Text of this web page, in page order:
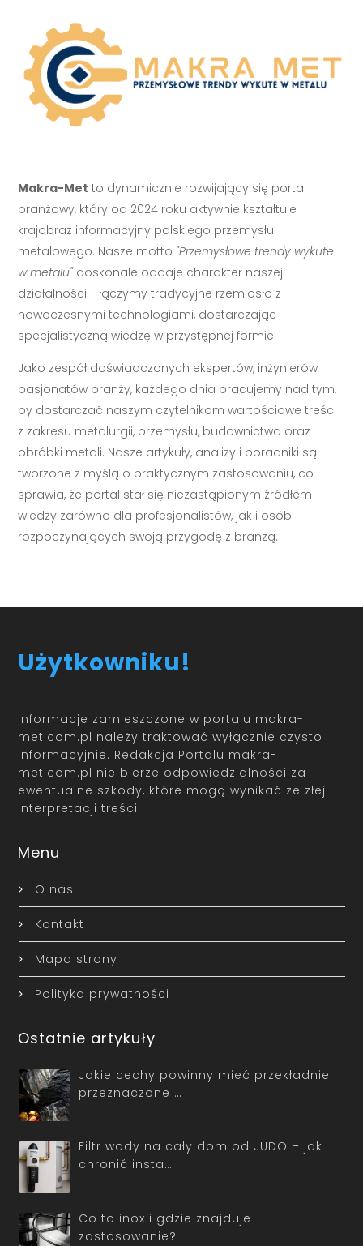
Makra-Met to dynamicznie rozwijający się portal
branżowy, który od 2024 roku aktywnie kształtuje
krajobraz informacyjny polskiego przemysłu
metalowego. Nasze motto "Przemysłowe trendy wykute
w metalu"doskonale oddaje charakter naszej
działalności - łączymy tradycyjne rzemiosło z
nowoczesnymi technologiami, dostarczając
specjalistyczną wiedzę w przystępnej formie.
Jako zespół doświadczonych ekspertów, inżynierów i
pasjonatów branży, każdego dnia pracujemy nad tym,
by dostarczać naszym czytelnikom wartościowe treści
z zakresu metalurgii, przemysłu, budownictwa oraz
obróbki metali. Nasze artykuły, analizy i poradniki są
tworzone z myślą o praktycznym zastosowaniu, co
sprawia, że portal stał się niezastąpionym źródłem
wiedzy zarówno dla profesjonalistów, jak i osób
rozpoczynających swoją przygodę z branżą.
Użytkowniku!
Informacje zamieszczone w portalu makra-
met.com.pl należy traktować wyłącznie czysto
informacyjnie. Redakcja Portalu makra-
met.com.pl nie bierze odpowiedzialności za
ewentualne szkody, które mogą wynikać ze złej
interpretacji treści.
Menu
O nas
Kontakt
Mapa strony
Polityka prywatności
Ostatnie artykuły
Jakie cechy powinny mieć przekładnie
przeznaczone …
Filtr wody na cały dom od JUDO – jak
chronić insta…
Co to inox i gdzie znajduje
zastosowanie?